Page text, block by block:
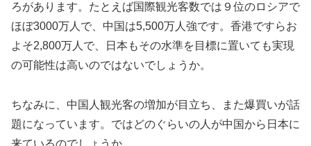
ろがあります。たとえば国際観光客数では９位のロシアで
ほぼ3000万人で、中国は5,500万人強です。香港ですらお
よそ2,800万人で、日本もその水準を目標に置いても実現
の可能性は高いのではないでしょうか。
ちなみに、中国人観光客の増加が目立ち、また爆買いが話
題になっています。ではどのぐらいの人が中国から日本に